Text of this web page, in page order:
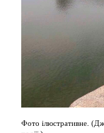
Фото ілюстративне.